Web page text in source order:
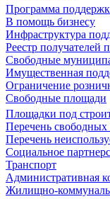
Программа
В помощь бизнесу
Инфраструктура
Реестр получателей
Свободные
Имущественная
Ограничение
Свободные площади
Площадки под
Перечень
Перечень
Социальное
Транспорт
Административная
Жилищно-